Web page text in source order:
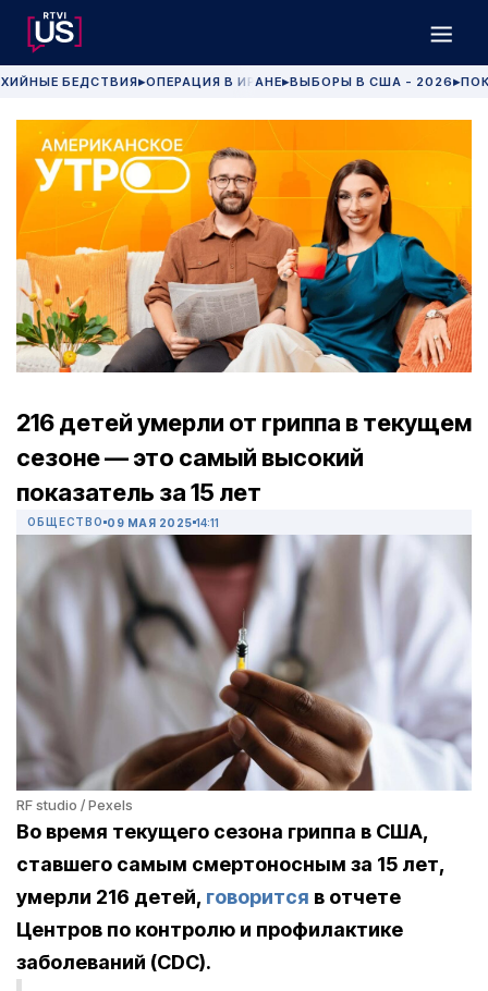
БЕДСТВИЯ▶ОПЕРАЦИЯ В ИРАНЕ▶ВЫБОРЫ В США - 2026 ▶
216 детей умерли от гриппа в текущем
сезоне — это самый высокий
показатель за 15 лет
ОБЩЕСТВО 09 МАЯ 2025 14:11
RF studio / Pexels
Во время текущего сезона гриппа в США,
ставшего самым смертоносным за 15 лет,
умерли 216 детей, говорится в отчете
Центров по контролю и профилактике
заболеваний (CDC).